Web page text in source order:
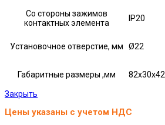
Со стороны зажимов
контактных элемента
IP20
Установочное отверстие, мм Ø22
Габаритные размеры ,мм 82х30х42
Закрыть
Цены указаны с учетом НДС